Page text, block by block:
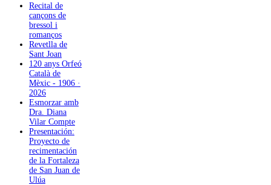
Recital de
cançons de
bressol i
romanços
Revetlla de
Sant Joan
120 anys Orfeó
Català de
Mèxic - 1906 ·
2026
Esmorzar amb
Dra. Diana
Vilar Compte
Presentación:
Proyecto de
recimentación
de la Fortaleza
de San Juan de
Ulúa